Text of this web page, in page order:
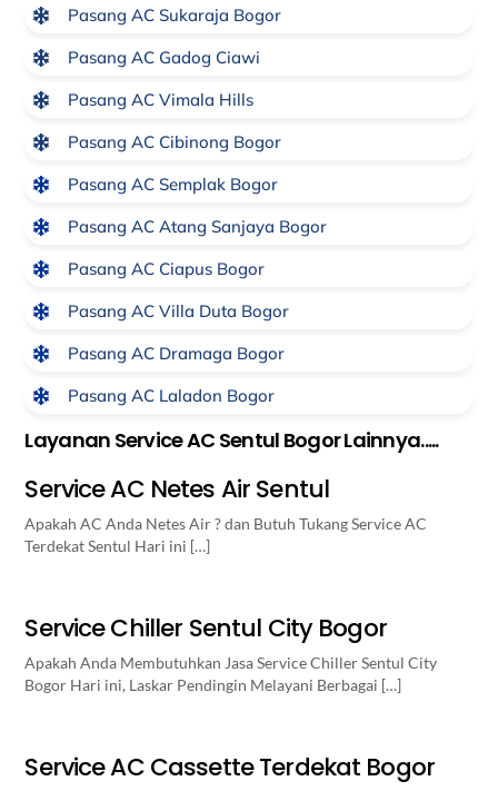
Pasang AC Sukaraja Bogor
Pasang AC Gadog Ciawi
Pasang AC Vimala Hills
Pasang AC Cibinong Bogor
Pasang AC Semplak Bogor
Pasang AC Atang Sanjaya Bogor
Pasang AC Ciapus Bogor
Pasang AC Villa Duta Bogor
Pasang AC Dramaga Bogor
Pasang AC Laladon Bogor
Layanan Service AC Sentul Bogor Lainnya.....
Service AC Netes Air Sentul
Apakah AC Anda Netes Air ? dan Butuh Tukang Service AC
Terdekat Sentul Hari ini […]
Service Chiller Sentul City Bogor
Apakah Anda Membutuhkan Jasa Service Chiller Sentul City
Bogor Hari ini, Laskar Pendingin Melayani Berbagai […]
Service AC Cassette Terdekat Bogor